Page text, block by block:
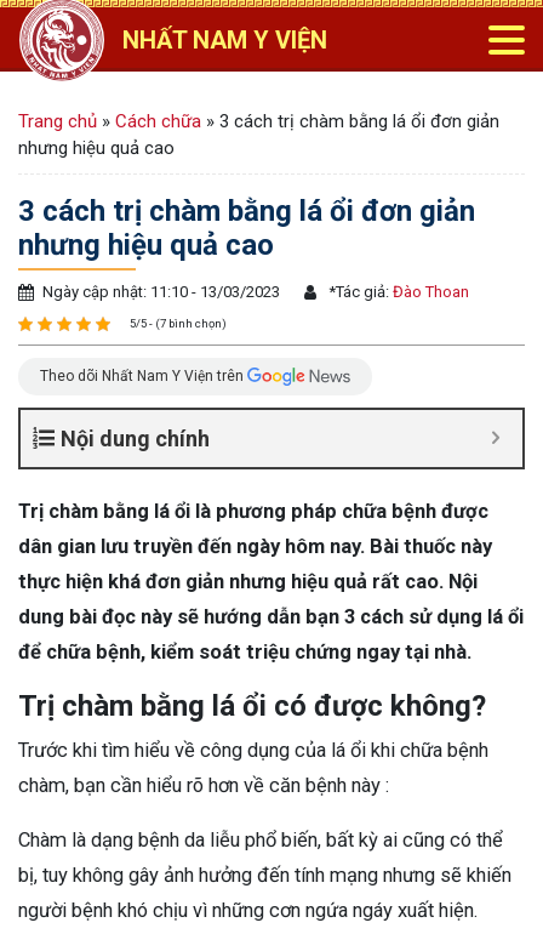
NHẤT NAM Y VIỆN
Trang chủ » Cách chữa » 3 cách trị chàm bằng lá ổi đơn giản
nhưng hiệu quả cao
3 cách trị chàm bằng lá ổi đơn giản
nhưng hiệu quả cao
Ngày cập nhật: 11:10 - 13/03/2023 *Tác giả: Đào Thoan
5/5 - (7 bình chọn)
Theo dõi Nhất Nam Y Viện trên
Nội dung chính
Trị chàm bằng lá ổi là phương pháp chữa bệnh được
dân gian lưu truyền đến ngày hôm nay. Bài thuốc này
thực hiện khá đơn giản nhưng hiệu quả rất cao. Nội
dung bài đọc này sẽ hướng dẫn bạn 3 cách sử dụng lá ổi
để chữa bệnh, kiểm soát triệu chứng ngay tại nhà.
Trị chàm bằng lá ổi có được không?
Trước khi tìm hiểu về công dụng của lá ổi khi chữa bệnh
chàm, bạn cần hiểu rõ hơn về căn bệnh này :
Chàm là dạng bệnh da liễu phổ biến, bất kỳ ai cũng có thể
bị, tuy không gây ảnh hưởng đến tính mạng nhưng sẽ khiến
người bệnh khó chịu vì những cơn ngứa ngáy xuất hiện.